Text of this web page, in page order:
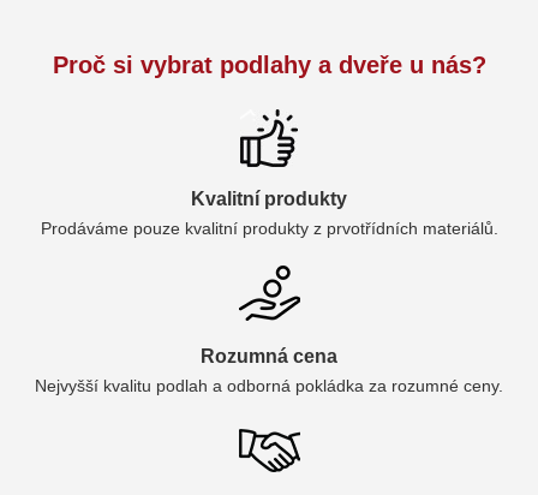
Proč si vybrat podlahy a dveře u nás?
Kvalitní produkty
Prodáváme pouze kvalitní produkty z prvotřídních materiálů.
Rozumná cena
Nejvyšší kvalitu podlah a odborná pokládka za rozumné ceny.